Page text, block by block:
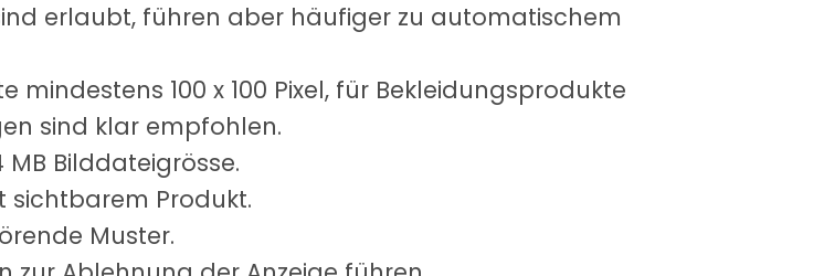
erlaubt, führen aber häufiger zu automatischem
mindestens 100 x 100 Pixel, für Bekleidungsprodukte
sind klar empfohlen.
MB Bilddateigrösse.
sichtbarem Produkt.
Muster.